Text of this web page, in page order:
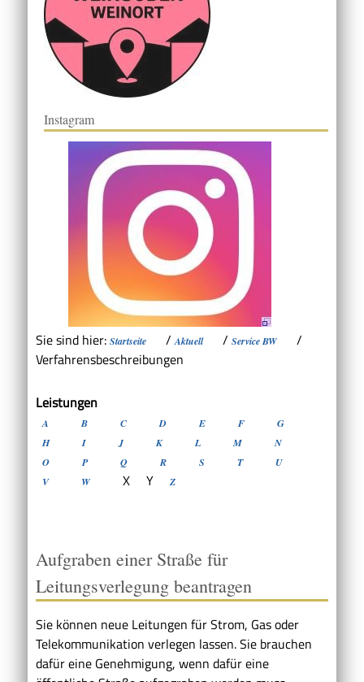
Instagram
Sie sind hier: Startseite /Aktuell / Service BW
/
Verfahrensbeschreibungen
Leistungen
A B C D E F
G
H
I J K L M
N
O
P Q R S T
U
V
W X Y Z
Aufgraben einer Straße für
Leitungsverlegung beantragen
Sie können neue Leitungen für Strom, Gas oder
Telekommunikation verlegen lassen. Sie brauchen
dafür eine Genehmigung, wenn dafür eine